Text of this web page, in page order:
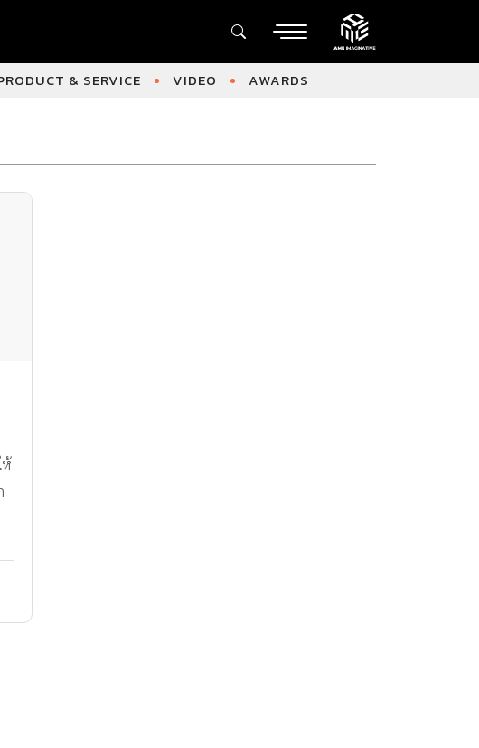
& SERVICE VIDEO AWARDS
ห้